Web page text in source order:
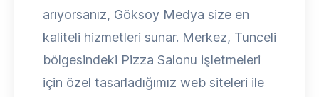
arıyorsanız, Göksoy Medya size en
kaliteli hizmetleri sunar. Merkez, Tunceli
bölgesindeki Pizza Salonu işletmeleri
için özel tasarladığımız web siteleri ile